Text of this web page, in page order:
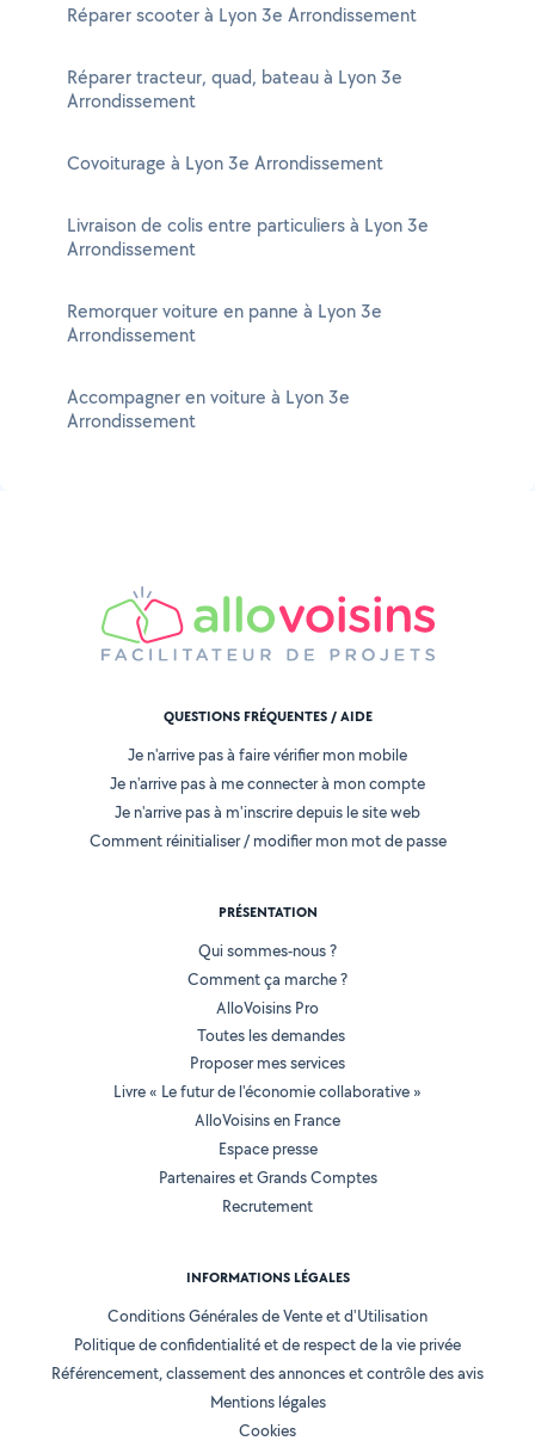
Réparer scooter à Lyon 3e Arrondissement
Réparer tracteur, quad, bateau à Lyon 3e
Arrondissement
Covoiturage à Lyon 3e Arrondissement
Livraison de colis entre particuliers à Lyon 3e
Arrondissement
Remorquer voiture en panne à Lyon 3e
Arrondissement
Accompagner en voiture à Lyon 3e
Arrondissement
QUESTIONS FRÉQUENTES / AIDE
Je n'arrive pas à faire vérifier mon mobile
Je n'arrive pas à me connecter à mon compte
Je n'arrive pas à m'inscrire depuis le site web
Comment réinitialiser / modifier mon mot de passe
PRÉSENTATION
Qui sommes-nous ?
Comment ça marche ?
AlloVoisins Pro
Toutes les demandes
Proposer mes services
Livre « Le futur de l'économie collaborative »
AlloVoisins en France
Espace presse
Partenaires et Grands Comptes
Recrutement
INFORMATIONS LÉGALES
Conditions Générales de Vente et d'Utilisation
Politique de confidentialité et de respect de la vie privée
Référencement, classement des annonces et contrôle des avis
Mentions légales
Cookies